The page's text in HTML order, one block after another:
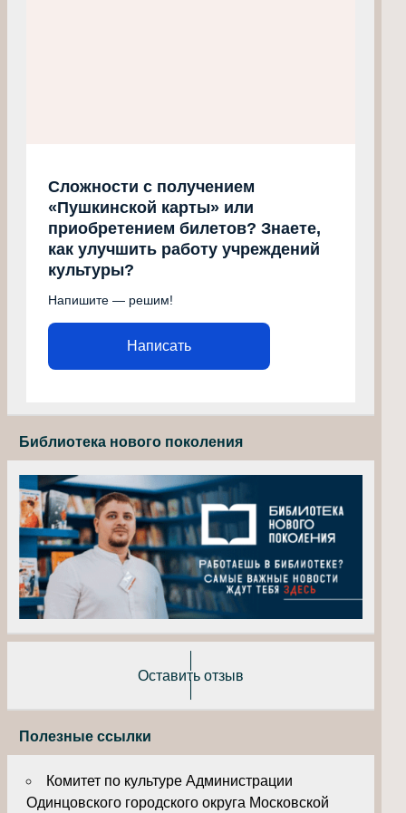
Сложности с получением
«Пушкинской карты» или
приобретением билетов? Знаете,
как улучшить работу учреждений
культуры?
Напишите — решим!
Написать
Библиотека нового поколения
Оставить отзыв
Полезные ссылки
Комитет по культуре Администрации
Одинцовского городского округа Московской